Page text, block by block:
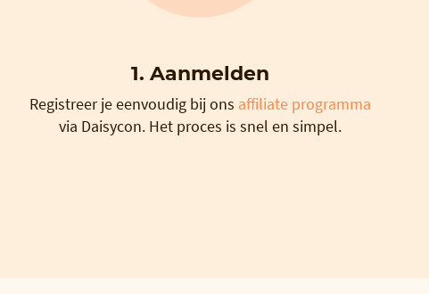
1. Aanmelden
Registreer je eenvoudig bij ons affiliate programma
via Daisycon. Het proces is snel en simpel.